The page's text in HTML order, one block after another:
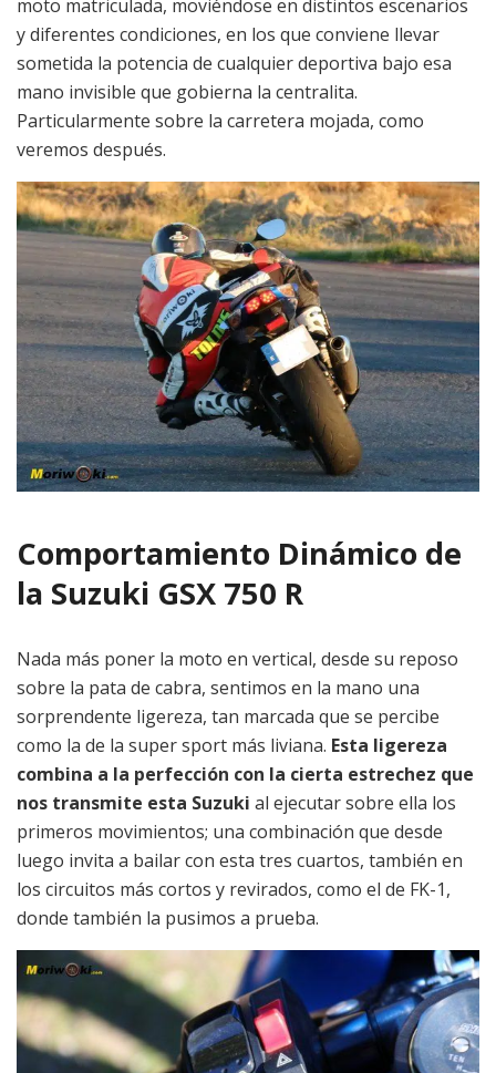
moto matriculada, moviéndose en distintos escenarios
y diferentes condiciones, en los que conviene llevar
sometida la potencia de cualquier deportiva bajo esa
mano invisible que gobierna la centralita.
Particularmente sobre la carretera mojada, como
veremos después.
Comportamiento Dinámico de
la Suzuki GSX 750 R
Nada más poner la moto en vertical, desde su reposo
sobre la pata de cabra, sentimos en la mano una
sorprendente ligereza, tan marcada que se percibe
como la de la super sport más liviana. Esta ligereza
combina a la perfección con la cierta estrechez que
nos transmite esta Suzuki al ejecutar sobre ella los
primeros movimientos; una combinación que desde
luego invita a bailar con esta tres cuartos, también en
los circuitos más cortos y revirados, como el de FK-1,
donde también la pusimos a prueba.